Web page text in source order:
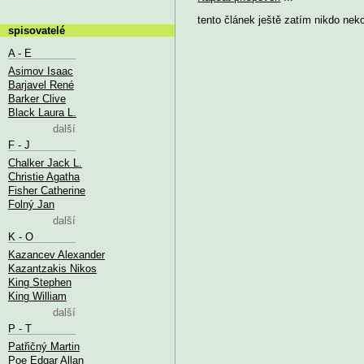
tento článek ještě zatím nikdo
spisovatelé
A - E
Asimov Isaac
Barjavel René
Barker Clive
Black Laura L.
další
F - J
Chalker Jack L.
Christie Agatha
Fisher Catherine
Folný Jan
další
K - O
Kazancev Alexander
Kazantzakis Nikos
King Stephen
King William
další
P - T
Patřičný Martin
Poe Edgar Allan